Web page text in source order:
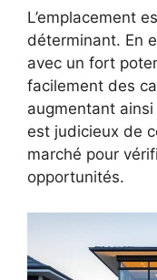
L’emplacement
déterminant. En
avec un fort
facilement des
augmentant
est judicieux de
marché pour
opportunités.